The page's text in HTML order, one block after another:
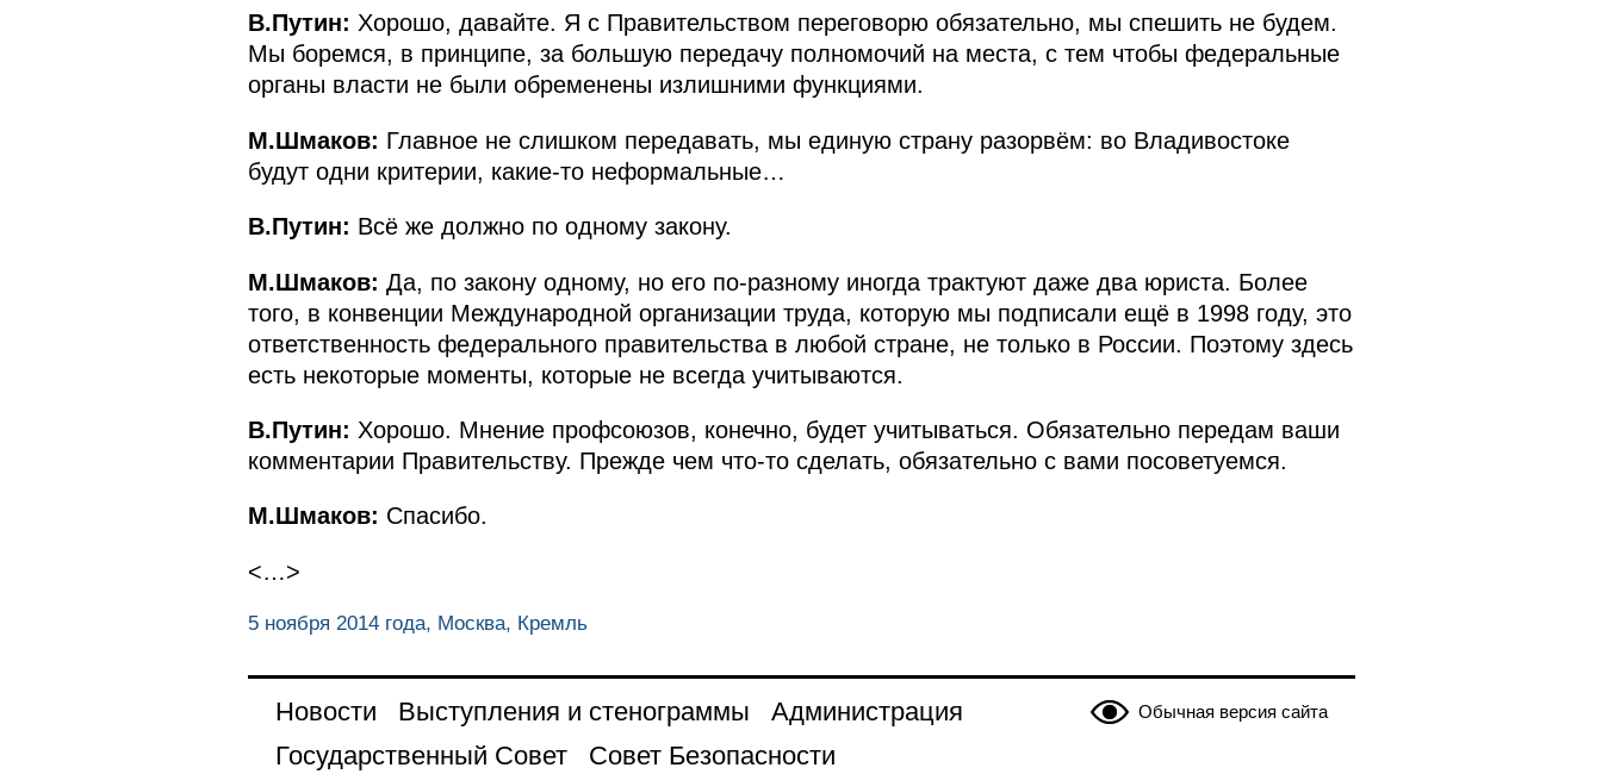
В.Путин: Хорошо, давайте. Я с Правительством переговорю обязательно, мы спешить не будем.
Мы боремся, в принципе, за большую передачу полномочий на места, с тем чтобы федеральные
органы власти не были обременены излишними функциями.
М.Шмаков: Главное не слишком передавать, мы единую страну разорвём: во Владивостоке
будут одни критерии, какие‑то неформальные…
В.Путин: Всё же должно по одному закону.
М.Шмаков: Да, по закону одному, но его по‑разному иногда трактуют даже два юриста. Более
того, в конвенции Международной организации труда, которую мы подписали ещё в 1998 году, это
ответственность федерального правительства в любой стране, не только в России. Поэтому здесь
есть некоторые моменты, которые не всегда учитываются.
В.Путин: Хорошо. Мнение профсоюзов, конечно, будет учитываться. Обязательно передам ваши
комментарии Правительству. Прежде чем что‑то сделать, обязательно с вами посоветуемся.
М.Шмаков: Спасибо.
<…>
5 ноября 2014 года, Москва, Кремль
Обычная версия сайта
Новости Выступления и стенограммы
Администрация
Государственный Совет
Совет Безопасности